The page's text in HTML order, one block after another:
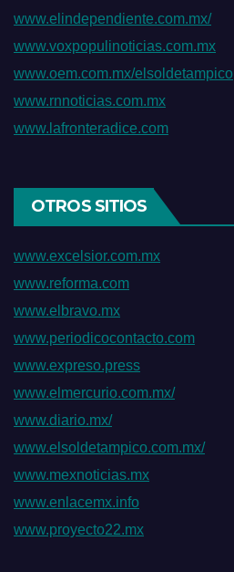
www.elindependiente.com.mx/
www.voxpopulinoticias.com.mx
www.oem.com.mx/elsoldetampico
www.rnnoticias.com.mx
www.lafronteradice.com
OTROS SITIOS
www.excelsior.com.mx
www.reforma.com
www.elbravo.mx
www.periodicocontacto.com
www.expreso.press
www.elmercurio.com.mx/
www.diario.mx/
www.elsoldetampico.com.mx/
www.mexnoticias.mx
www.enlacemx.info
www.proyecto22.mx